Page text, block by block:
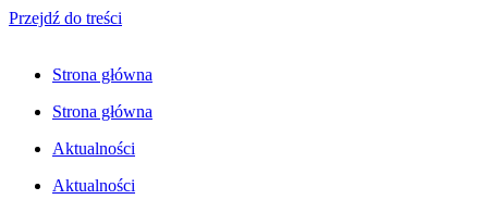
Przejdź do treści
Strona główna
Strona główna
Aktualności
Aktualności